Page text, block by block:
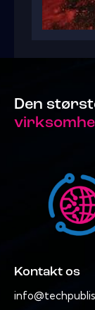
Den
Kontakt os